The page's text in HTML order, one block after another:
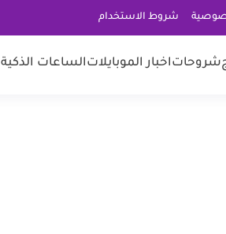
شروط الاستخدام
شروحاتاخبار الموبايلاتالساعات الذكية